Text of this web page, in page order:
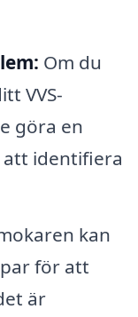
Om du
VVS-
göra en
identifiera
kan
för att
är